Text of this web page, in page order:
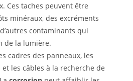
Ces taches peuvent être
minéraux, des excréments
contaminants qui
de la lumière.
cadres des panneaux, les
les câbles à la recherche de